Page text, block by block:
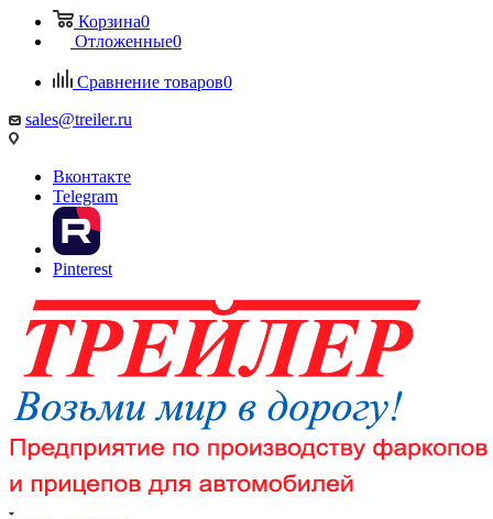
Корзина0
Отложенные0
Сравнение товаров0
sales@treiler.ru
Вконтакте
Telegram
Pinterest